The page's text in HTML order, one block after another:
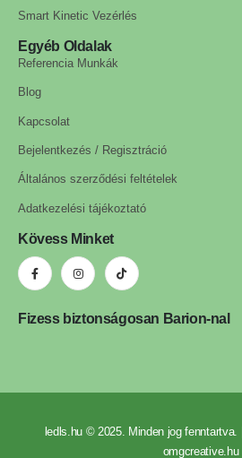
Smart Kinetic Vezérlés
Egyéb Oldalak
Referencia Munkák
Blog
Kapcsolat
Bejelentkezés / Regisztráció
Általános szerződési feltételek
Adatkezelési tájékoztató
Kövess Minket
Fizess biztonságosan Barion-nal
ledls.hu © 2025. Minden jog fenntartva.
omgcreative.hu